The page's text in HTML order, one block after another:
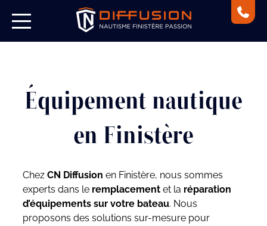
Équipement nautique
en Finistère
Chez CN Diffusion en Finistère, nous sommes
experts dans le remplacement et la réparation
d’équipements sur votre bateau. Nous
proposons des solutions sur-mesure pour